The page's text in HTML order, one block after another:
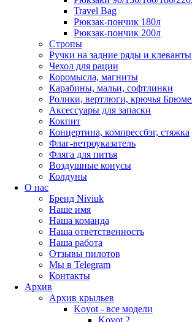
Travel Bag
Рюкзак-пончик 180л
Рюкзак-пончик 200л
Стропы
Ручки на задние ряды и клеванты
Чехол для рации
Коромысла, магниты
Карабины, мальи, софтлинки
Ролики, вертлюги, крючья
Аксессуары для запаски
Кокпит
Концертина, компрессбэг, стяжка
Флаг-ветроуказатель
Фляга для питья
Воздушные конусы
Колдуны
О нас
Бренд Niviuk
Наше имя
Наша команда
Наша ответственность
Наша работа
Отзывы пилотов
Мы в Telegram
Контакты
Архив
Архив крыльев
Koyot - все модели
Koyot 2